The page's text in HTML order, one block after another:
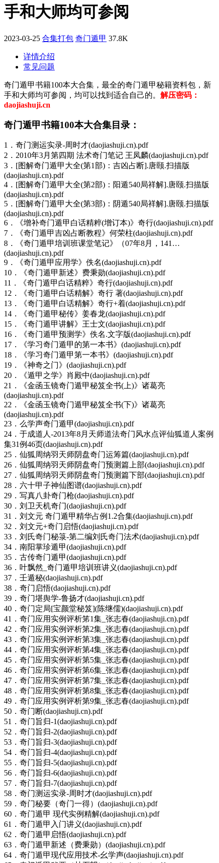
手和大师均可参阅
2023-03-25 合集打包 奇门遁甲 37.8K
详情介绍
常见问题
奇门遁甲书籍100本大合集，最全的奇门遁甲秘籍资料包，新
手和大师均可参阅，均可以找到适合自己的。 解压密码：
daojiashuji.cn
奇门遁甲书籍100本大合集目录：
1．奇门测运实录-周时才(daojiashuji.cn).pdf
2．2010年3月第四期 法术奇门笔记 王凤麟(daojiashuji.cn).pdf
3．[图解奇门遁甲大全(第1部)：吉凶占断].唐颐.扫描版
(daojiashuji.cn).pdf
4．[图解奇门遁甲大全(第2部)：阳遁540局祥解].唐颐.扫描版
(daojiashuji.cn).pdf
5．[图解奇门遁甲大全(第3部)：阴遁540局祥解].唐颐.扫描版
(daojiashuji.cn).pdf
6．《增补奇门遁甲白话精粹(增订本)》奇行(daojiashuji.cn).pdf
7．《奇门遁甲吉凶占断教程》何荣柱(daojiashuji.cn).pdf
8．《奇门遁甲培训班课堂笔记》（07年8月，141…
(daojiashuji.cn).pdf
9．《奇门遁甲应用学》佚名(daojiashuji.cn).pdf
10．《奇门遁甲新述》费秉勋(daojiashuji.cn).pdf
11．《奇门遁甲白话精粹》奇行(daojiashuji.cn).pdf
12．《奇门遁甲白话精解》奇行 著(daojiashuji.cn).pdf
13．《奇门遁甲白话精解》奇行+着(daojiashuji.cn).pdf
14．《奇门遁甲秘传》姜春龙(daojiashuji.cn).pdf
15．《奇门遁甲讲解》王士文(daojiashuji.cn).pdf
16．《奇门遁甲预测学》佚名.文字版(daojiashuji.cn).pdf
17．《学习奇门遁甲的第一本书》(daojiashuji.cn).pdf
18．《学习奇门遁甲第一本书》(daojiashuji.cn).pdf
19．《神奇之门》(daojiashuji.cn).pdf
20．《遁甲之学》肖殿中(daojiashuji.cn).pdf
21．《金函玉镜奇门遁甲秘笈全书(上)》诸葛亮
(daojiashuji.cn).pdf
22．《金函玉镜奇门遁甲秘笈全书(下)》诸葛亮
(daojiashuji.cn).pdf
23．么学声奇门遁甲(daojiashuji.cn).pdf
24．于成道人-2013年8月天师道法奇门风水点评仙狐道人案例
集31例46页(daojiashuji.cn).pdf
25．仙狐周纳羽天师阴盘奇门运筹篇(daojiashuji.cn).pdf
26．仙狐周纳羽天师阴盘奇门预测篇上部(daojiashuji.cn).pdf
27．仙狐周纳羽天师阴盘奇门预测篇下部(daojiashuji.cn).pdf
28．六十甲子神仙图谱(daojiashuji.cn).pdf
29．写真八卦奇门枪(daojiashuji.cn).pdf
30．刘卫天机奇门(daojiashuji.cn).pdf
31．刘文元 奇门遁甲精华占例1.2合集(daojiashuji.cn).pdf
32．刘文元+奇门启悟(daojiashuji.cn).pdf
33．刘氏奇门秘箓-第二编刘氏奇门法术(daojiashuji.cn).pdf
34．南阳掌珍遁甲(daojiashuji.cn).pdf
35．古传奇门遁甲(daojiashuji.cn).pdf
36．叶飘然_奇门遁甲培训班讲义(daojiashuji.cn).pdf
37．壬遁秘(daojiashuji.cn).pdf
38．奇门启悟(daojiashuji.cn).pdf
39．奇门堪舆学-鲁扬才(daojiashuji.cn).pdf
40．奇门定局[宝颜堂秘笈](陈继儒)(daojiashuji.cn).pdf
41．奇门应用实例评析笫1集_张志春(daojiashuji.cn).pdf
42．奇门应用实例评析第2集_张志春(daojiashuji.cn).pdf
43．奇门应用实例评析第3集_张志春(daojiashuji.cn).pdf
44．奇门应用实例评析第4集_张志春(daojiashuji.cn).pdf
45．奇门应用实例评析第5集_张志春(daojiashuji.cn).pdf
46．奇门应用实例评析第6集_张志春(daojiashuji.cn).pdf
47．奇门应用实例评析第7集_张志春(daojiashuji.cn).pdf
48．奇门应用实例评析第8集_张志春(daojiashuji.cn).pdf
49．奇门应用实例评析第9集_张志春(daojiashuji.cn).pdf
50．奇门断(daojiashuji.cn).pdf
51．奇门旨归-1(daojiashuji.cn).pdf
52．奇门旨归-2(daojiashuji.cn).pdf
53．奇门旨归-3(daojiashuji.cn).pdf
54．奇门旨归-4(daojiashuji.cn).pdf
55．奇门旨归-5(daojiashuji.cn).pdf
56．奇门旨归-6(daojiashuji.cn).pdf
57．奇门旨归-7(daojiashuji.cn).pdf
58．奇门测运实录-周时才(daojiashuji.cn).pdf
59．奇门秘要（奇门一得）(daojiashuji.cn).pdf
60．奇门遁甲 现代实例精解(daojiashuji.cn).pdf
61．奇门遁甲入门讲义(daojiashuji.cn).pdf
62．奇门遁甲启悟(daojiashuji.cn).pdf
63．奇门遁甲新述（费秉勋）(daojiashuji.cn).pdf
64．奇门遁甲现代应用技术-幺学声(daojiashuji.cn).pdf